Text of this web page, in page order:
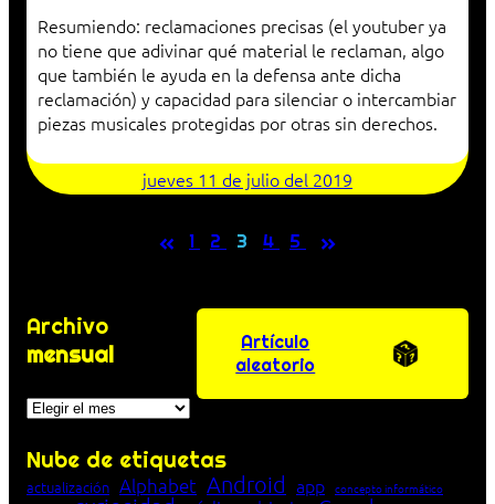
Resumiendo: reclamaciones precisas (el youtuber ya
no tiene que adivinar qué material le reclaman, algo
que también le ayuda en la defensa ante dicha
reclamación) y capacidad para silenciar o intercambiar
piezas musicales protegidas por otras sin derechos.
jueves 11 de julio del 2019
« 1 2 3 4 5 »
Archivo
mensual
Archivos
Artículo
aleatorio
Nube de etiquetas
actualización Alphabet Android app concepto informático